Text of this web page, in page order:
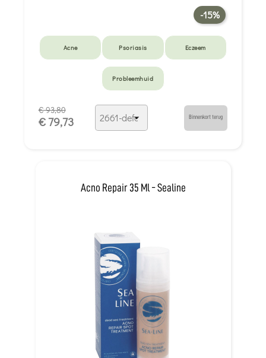
-15%
Acne Psoriasis Eczeem
Probleemhuid
€ 93,80
€ 79,73 Binnenkort terug
Acno Repair 35 Ml - Sealine